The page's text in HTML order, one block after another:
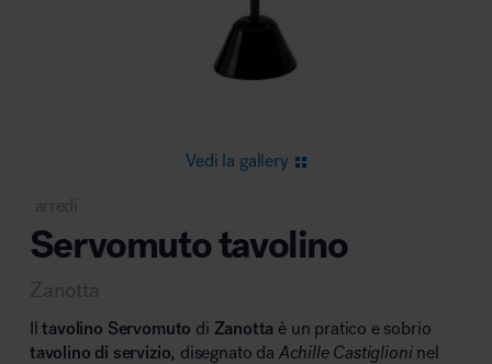
Area lounge e attesa
Vedi la gallery
arredi
Servomuto tavolino
Zanotta
Iltavolino Servomuto di Zanotta è un pratico e sobrio
tavolino di servizio, disegnato da Achille Castiglioninel